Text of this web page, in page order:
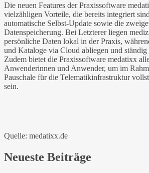
Die neuen Features der Praxissoftware
vielzähligen Vorteile, die bereits integriert
automatische Selbst-Update sowie die
Datenspeicherung. Bei Letzterer liegen
persönliche Daten lokal in der Praxis,
und Kataloge via Cloud abliegen und
Zudem bietet die Praxissoftware medatixx
Anwenderinnen und Anwender, um im
Pauschale für die Telematikinfrastruktur
sein.
Quelle: medatixx.de
Neueste Beiträge